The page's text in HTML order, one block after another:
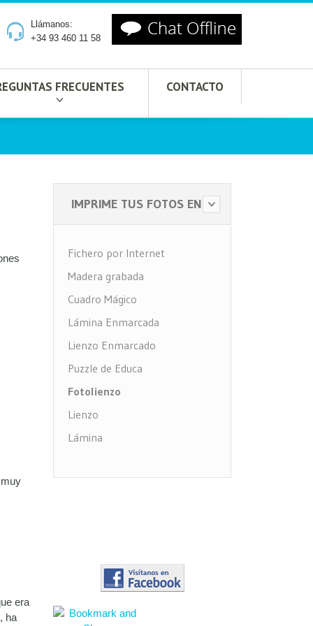
Llámanos:
+34 93 460 11 58
FRECUENTES CONTACTO
era
ha
IMPRIME TUS FOTOS EN
Fichero por Internet
Madera grabada
Cuadro Mágico
Lámina Enmarcada
Lienzo Enmarcado
Puzzle de Educa
Fotolienzo
Lienzo
Lámina